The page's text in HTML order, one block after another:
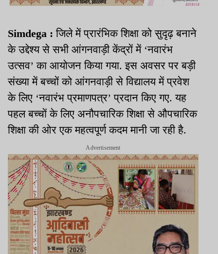
Simdega : जिले में प्रारंभिक शिक्षा को सुदृढ़ बनाने
के उद्देश्य से सभी आंगनवाड़ी केंद्रों में ‘नवारंभ
उत्सव’ का आयोजन किया गया. इस अवसर पर बड़ी
संख्या में बच्चों को आंगनवाड़ी से विद्यालय में प्रवेश
के लिए ‘नवारंभ प्रमाणपत्र’ प्रदान किए गए. यह
पहल बच्चों के लिए अनौपचारिक शिक्षा से औपचारिक
शिक्षा की ओर एक महत्वपूर्ण कदम मानी जा रही है.
Advertisement